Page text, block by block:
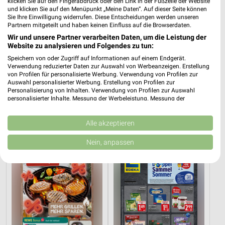
20,3 km
Gültig bis Mi. 12.08.
20,8 km
Noch heute gültig
EDEKA
und klicken Sie auf den Menüpunkt „Meine Daten“. Auf dieser Seite können
Sie Ihre Einwilligung widerrufen. Diese Entscheidungen werden unseren
Partnern mitgeteilt und haben keinen Einfluss auf die Browserdaten.
Wir und unsere Partner verarbeiten Daten, um die Leistung der
Website zu analysieren und Folgendes zu tun:
Speichern von oder Zugriff auf Informationen auf einem Endgerät.
Verwendung reduzierter Daten zur Auswahl von Werbeanzeigen. Erstellung
von Profilen für personalisierte Werbung. Verwendung von Profilen zur
Auswahl personalisierter Werbung. Erstellung von Profilen zur
Personalisierung von Inhalten. Verwendung von Profilen zur Auswahl
personalisierter Inhalte. Messung der Werbeleistung. Messung der
Kombinationen von Daten aus verschiedenen Quellen. Entwicklung und
Verbesserung der Angebote. Verwendung reduzierter Daten zur Auswahl
von Inhalten.
Daten können außerhalb der Europäischen Union weitergegeben und in die
Website/App.
Partnerliste anzeigen (1 IAB-Anbieter)
Wir nutzen Ihre Daten für folgende Zwecke:
IAB-Verarbeitungszwecke:
Speichern von oder Zugriff auf Informationen
Alle akzeptieren
Nein, anpassen